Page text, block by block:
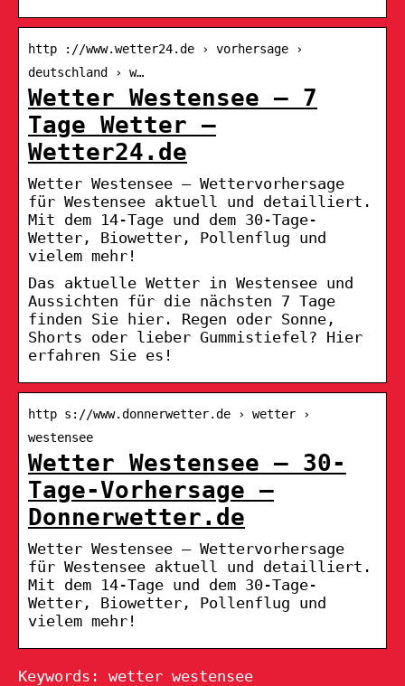
http ://www.wetter24.de › vorhersage ›
deutschland › w…
Wetter Westensee – 7
Tage Wetter –
Wetter24.de
Wetter Westensee – Wettervorhersage
für Westensee aktuell und detailliert.
Mit dem 14-Tage und dem 30-Tage-
Wetter, Biowetter, Pollenflug und
vielem mehr!
Das aktuelle Wetter in Westensee und
Aussichten für die nächsten 7 Tage
finden Sie hier. Regen oder Sonne,
Shorts oder lieber Gummistiefel? Hier
erfahren Sie es!
http s://www.donnerwetter.de › wetter ›
westensee
Wetter Westensee – 30-
Tage-Vorhersage –
Donnerwetter.de
Wetter Westensee – Wettervorhersage
für Westensee aktuell und detailliert.
Mit dem 14-Tage und dem 30-Tage-
Wetter, Biowetter, Pollenflug und
vielem mehr!
Keywords: wetter westensee